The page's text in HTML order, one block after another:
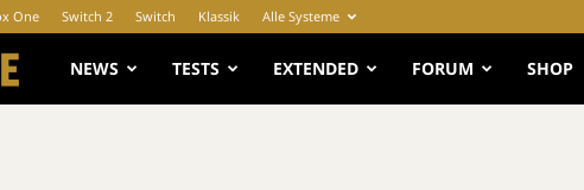
One Switch 2 Switch Klassik Alle Systeme
MANIAC.de
NEWS TESTS EXTENDED FORUM SHOP